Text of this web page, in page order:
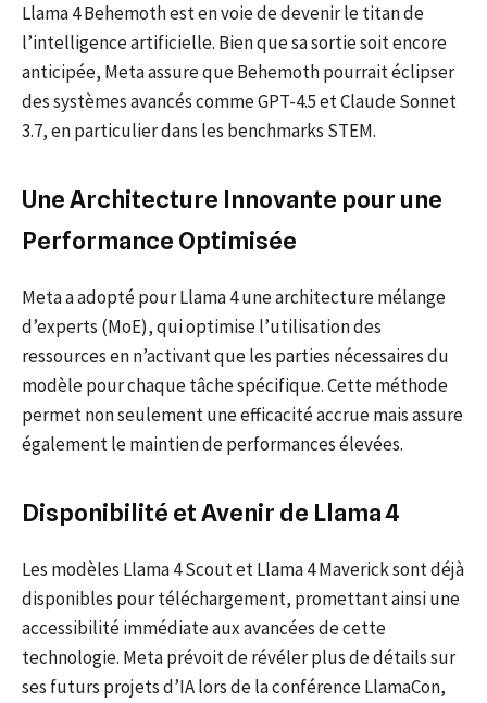
Llama 4 Behemoth est en voie de devenir le titan de
l’intelligence artificielle. Bien que sa sortie soit encore
anticipée, Meta assure que Behemoth pourrait éclipser
des systèmes avancés comme GPT-4.5 et Claude Sonnet
3.7, en particulier dans les benchmarks STEM.
Une Architecture Innovante pour une
Performance Optimisée
Meta a adopté pour Llama 4 une architecture mélange
d’experts (MoE), qui optimise l’utilisation des
ressources en n’activant que les parties nécessaires du
modèle pour chaque tâche spécifique. Cette méthode
permet non seulement une efficacité accrue mais assure
également le maintien de performances élevées.
Disponibilité et Avenir de Llama 4
Les modèles Llama 4 Scout et Llama 4 Maverick sont déjà
disponibles pour téléchargement, promettant ainsi une
accessibilité immédiate aux avancées de cette
technologie. Meta prévoit de révéler plus de détails sur
ses futurs projets d’IA lors de la conférence LlamaCon,